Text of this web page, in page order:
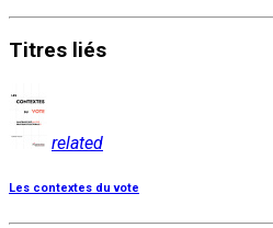
Titres liés
related
Les contextes du vote